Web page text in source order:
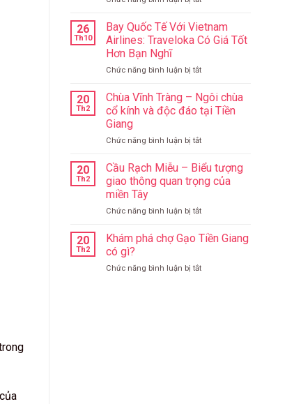
vé
máy
bay
PhuQuoc
giá
rẻ
từ
Z
26
Th10
Bay Quốc Tế Với Vietnam
Airlines: Traveloka Có Giá Tốt
Hơn Bạn Nghĩ
Chức năng bình luận bị tắtở
Quốc
Tế
Với
Airlines:
Có
Tốt
Bạn
20
Th2
Chùa Vĩnh Tràng – Ngôi chùa
cổ kính và độc đáo tại Tiền
Giang
Chức năng bình luận bị tắtở
Vĩnh
Tràng
–
chùa
kính
đáo
20
Th2
Cầu Rạch Miễu – Biểu tượng
giao thông quan trọng của
miền Tây
Chức năng bình luận bị tắtở
Rạch
Miễu
Biểu
20
Th2
Khám phá chợ Gạo Tiền Giang
có gì?
Chức năng bình luận bị tắtở